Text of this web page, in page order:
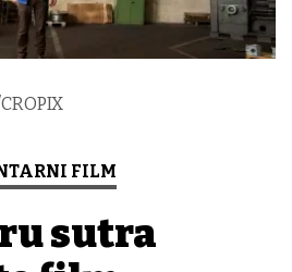
FILM
sutra